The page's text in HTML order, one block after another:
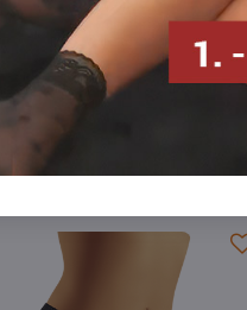
Slips Tanga für Frauen